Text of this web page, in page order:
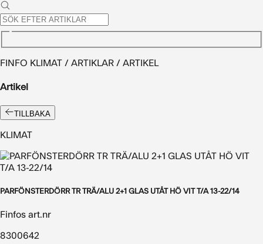
FINFO KLIMAT / ARTIKLAR / ARTIKEL
Artikel
TILLBAKA
KLIMAT
PARFÖNSTERDÖRR TR TRÄ/ALU 2+1 GLAS UTÅT HÖ VIT T/A 13-22/14
Finfos art.nr
8300642